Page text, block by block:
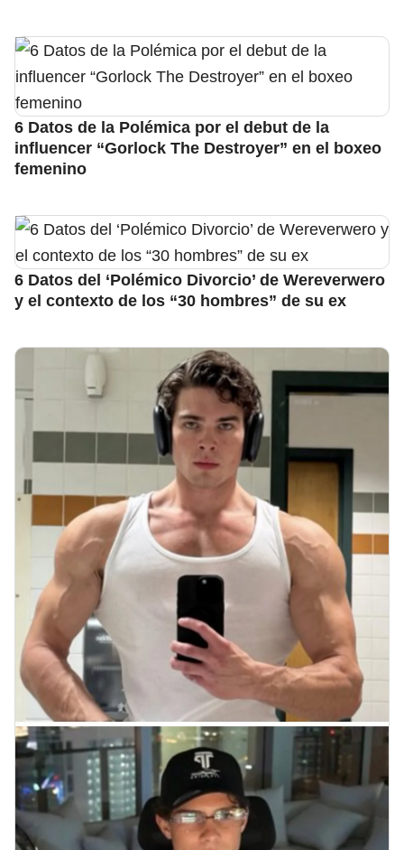
6 Datos de la Polémica por el debut de la
influencer “Gorlock The Destroyer” en el boxeo
femenino
6 Datos del ‘Polémico Divorcio’ de Wereverwero
y el contexto de los “30 hombres” de su ex